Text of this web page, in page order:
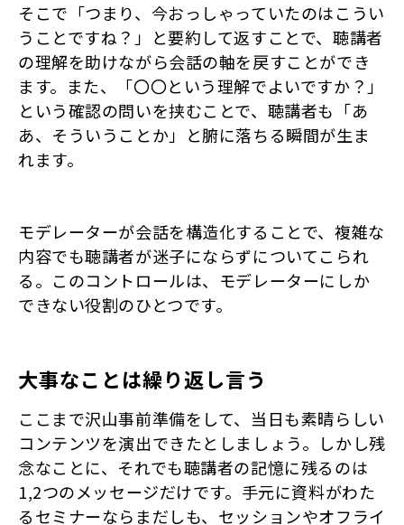
そこで「つまり、今おっしゃっていたのはこうい
うことですね？」と要約して返すことで、聴講者
の理解を助けながら会話の軸を戻すことができ
ます。また、「〇〇という理解でよいですか？」
という確認の問いを挟むことで、聴講者も「あ
あ、そういうことか」と腑に落ちる瞬間が生ま
れます。
モデレーターが会話を構造化することで、複雑な
内容でも聴講者が迷子にならずについてこられ
る。このコントロールは、モデレーターにしか
できない役割のひとつです。
大事なことは繰り返し言う
ここまで沢山事前準備をして、当日も素晴らしい
コンテンツを演出できたとしましょう。しかし残
念なことに、それでも聴講者の記憶に残るのは
1,2つのメッセージだけです。手元に資料がわた
るセミナーならまだしも、セッションやオフライ